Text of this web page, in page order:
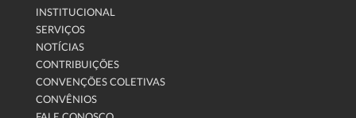
INSTITUCIONAL
SERVIÇOS
NOTÍCIAS
CONTRIBUIÇÕES
CONVENÇÕES COLETIVAS
CONVÊNIOS